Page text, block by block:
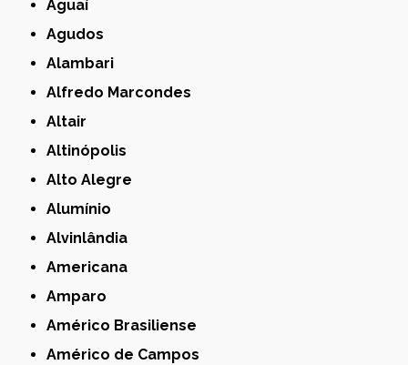
Aguaí
Agudos
Alambari
Alfredo Marcondes
Altair
Altinópolis
Alto Alegre
Alumínio
Alvinlândia
Americana
Amparo
Américo Brasiliense
Américo de Campos